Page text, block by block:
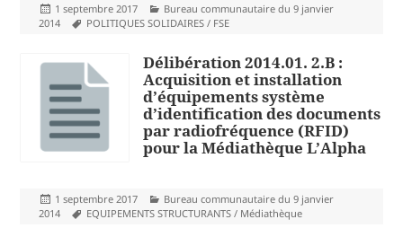
Publié
le
1 septembre 2017 Catégories
Bureau communautaire du 9 janvier
2014
Mots-
POLITIQUES SOLIDAIRES / FSE
Délibération 2014.01. 2.B :
Acquisition et installation
d’équipements système
d’identification des documents
par radiofréquence (RFID)
pour la Médiathèque L’Alpha
Publié
le
1 septembre 2017 Catégories
Bureau communautaire du 9 janvier
2014
Mots-
EQUIPEMENTS STRUCTURANTS / Médiathèque